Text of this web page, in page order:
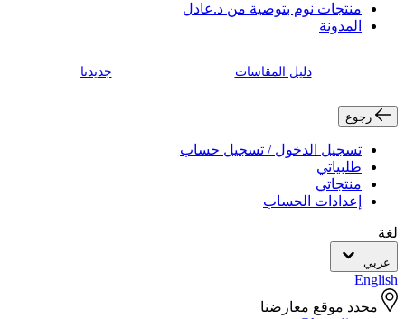
منتجات نوم بتوصية من د.عادل
المدونة
دليل المقاسات جديدنا
رجوع
تسجيل الدخول / تسجيل حساب
طلبياتي
منتجاتي
إعدادات الحساب
لغة
عربي
English
محدد موقع معارضنا